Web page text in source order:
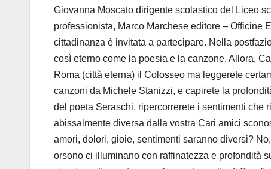
Giovanna Moscato dirigente scolastico del Liceo
professionista, Marco Marchese editore – Officine
cittadinanza è invitata a partecipare. Nella
così eterno come la poesia e la canzone. Allora,
Roma (città eterna) il Colosseo ma leggerete
canzoni da Michele Stanizzi, e capirete la
del poeta Seraschi, ripercorrerete i sentimenti che
abissalmente diversa dalla vostra Cari amici
amori, dolori, gioie, sentimenti saranno diversi?
orsono ci illuminano con raffinatezza e profondità